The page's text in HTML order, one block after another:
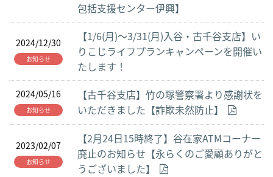
包括支援センター伊興】
2024/12/30
お知らせ
【1/6(月)～3/31(月)入谷・古千谷支店】い
りこじライフプランキャンペーンを開催い
たします！
2024/05/16
お知らせ
【古千谷支店】竹の塚警察署より感謝状を
いただきました【詐欺未然防止】
2023/02/07
お知らせ
【2月24日15時終了】谷在家ATMコーナー
廃止のお知らせ【永らくのご愛顧ありがと
うございました】